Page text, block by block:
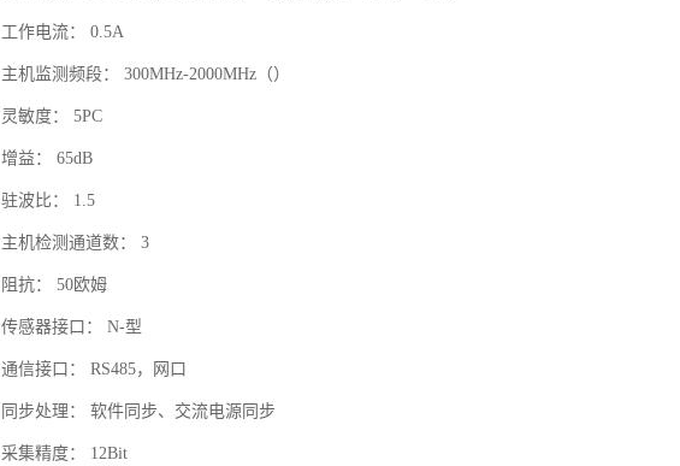
工作电流： 0.5A
主机监测频段： 300MHz-2000MHz（）
灵敏度： 5PC
增益： 65dB
驻波比： 1.5
主机检测通道数： 3
阻抗： 50欧姆
传感器接口： N-型
通信接口： RS485，网口
同步处理： 软件同步、交流电源同步
采集精度： 12Bit